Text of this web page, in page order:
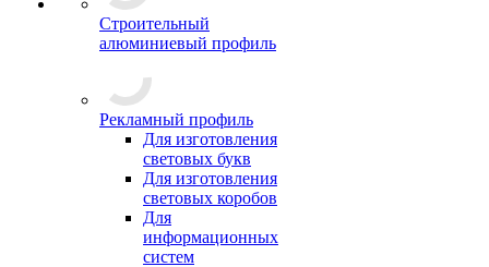
Строительный
алюминиевый профиль
Рекламный профиль
Для изготовления
световых букв
Для изготовления
световых коробов
Для
информационных
систем